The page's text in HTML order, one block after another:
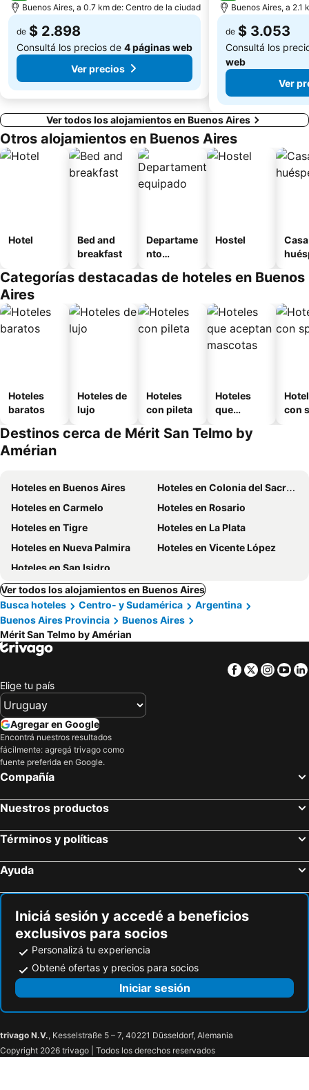
Buenos Aires, a 0.7 km de: Centro de la ciudad
de $ 2.898
Consultá los precios de 4 páginas web
Ver precios
Buenos Aires, a 2.1
de $ 3.053
Consultá los
web
Ver
Ver todos los alojamientos en Buenos Aires
Otros alojamientos en Buenos Aires
Hotel
Bed and
breakfast
Departame
nto
Hostel
Categorías destacadas de hoteles en Buenos
Aires
Hoteles
baratos
Hoteles de
lujo
Hoteles
con pileta
Hoteles
que
mascotas
con
Destinos cerca de Mérit San Telmo by
Amérian
Hoteles en Buenos Aires
Hoteles en Colonia del Sacramento
Hoteles en Carmelo
Hoteles en Rosario
Hoteles en Tigre
Hoteles en La Plata
Hoteles en Nueva Palmira
Hoteles en Vicente López
Hoteles en San Isidro
Ver todos los alojamientos en Buenos Aires
Busca hoteles
Centro- y Sudamérica
Argentina
Buenos Aires Provincia
Buenos Aires
Mérit San Telmo by Amérian
Facebook
Twitter
Elige tu país
Agregar en Google
Encontrá nuestros resultados
fácilmente: agregá trivago como
fuente preferida en Google.
Compañía
Nuestros productos
Términos y políticas
Ayuda
Iniciá sesión y accedé a beneficios
exclusivos para socios
Personalizá tu experiencia
Obtené ofertas y precios para socios
Iniciar sesión
trivago N.V., Kesselstraße 5 – 7, 40221 Düsseldorf, Alemania
Copyright 2026 trivago | Todos los derechos reservados